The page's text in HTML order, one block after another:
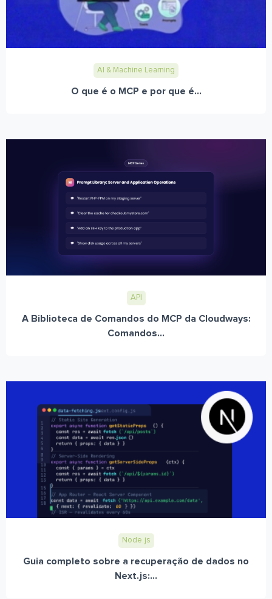
AI & Machine Learning
O que é o MCP e por que é...
API
A Biblioteca de Comandos do MCP da Cloudways:
Comandos...
Node.js
Guia completo sobre a recuperação de dados no
Next.js:...